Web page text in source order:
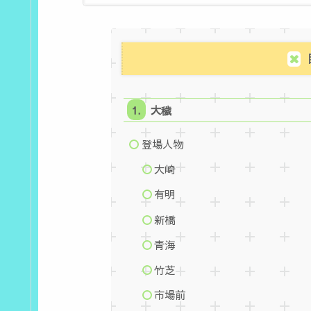
大穢
登場人物
大崎
有明
新橋
青海
竹芝
市場前